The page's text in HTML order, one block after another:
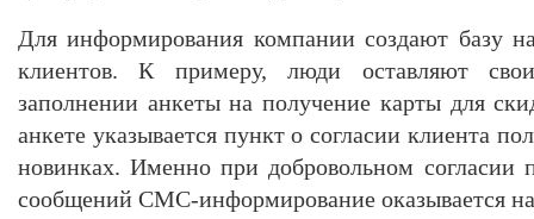
Для информирования компании создают базу
клиентов. К примеру, люди оставляют
заполнении анкеты на получение карты для
анкете указывается пункт о согласии клиента
новинках. Именно при добровольном согласии
сообщений СМС-информирование оказывается